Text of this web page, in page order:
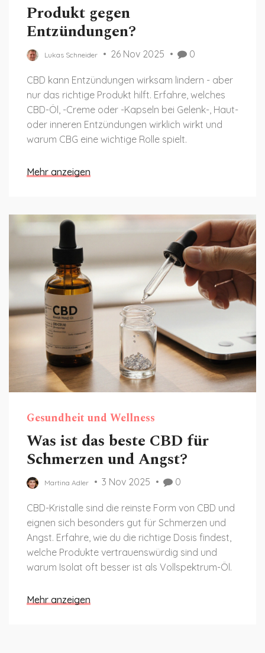
Produkt gegen
Entzündungen?
Lukas Schneider 26 Nov 2025 0
CBD kann Entzündungen wirksam lindern - aber
nur das richtige Produkt hilft. Erfahre, welches
CBD-Öl, -Creme oder -Kapseln bei Gelenk-, Haut-
oder inneren Entzündungen wirklich wirkt und
warum CBG eine wichtige Rolle spielt.
Mehr anzeigen
Gesundheit und Wellness
Was ist das beste CBD für
Schmerzen und Angst?
Martina Adler 3 Nov 2025 0
CBD-Kristalle sind die reinste Form von CBD und
eignen sich besonders gut für Schmerzen und
Angst. Erfahre, wie du die richtige Dosis findest,
welche Produkte vertrauenswürdig sind und
warum Isolat oft besser ist als Vollspektrum-Öl.
Mehr anzeigen